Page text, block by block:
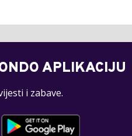
APLIKACIJU
i zabave.